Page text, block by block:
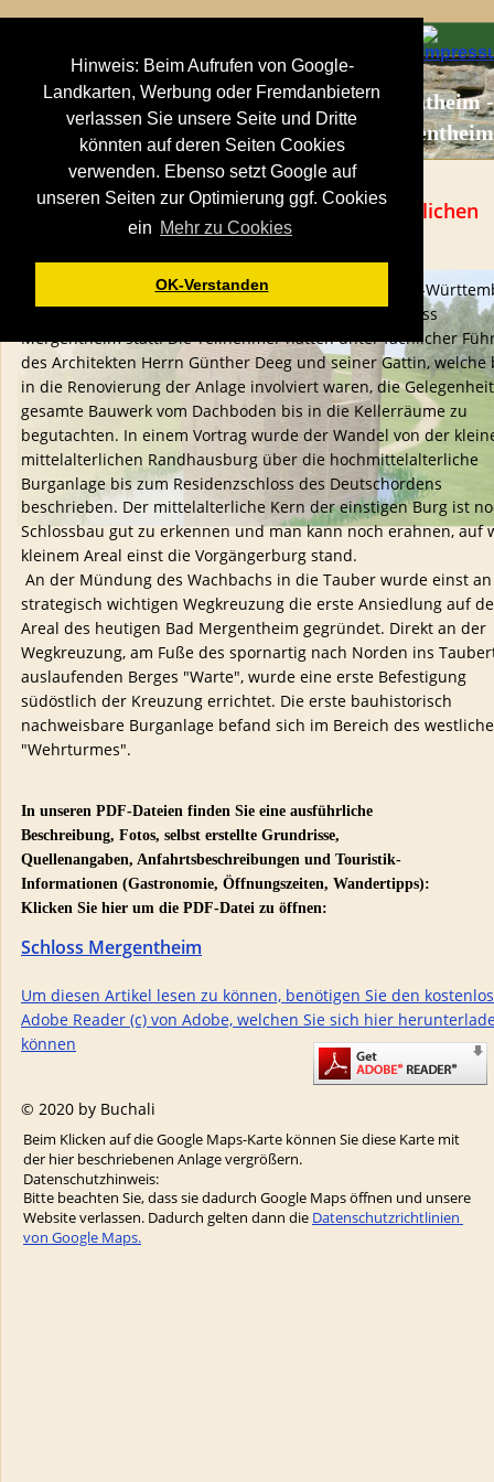
Hinweis: Beim Aufrufen von Google-
Landkarten, Werbung oder Fremdanbietern
verlassen Sie unsere Seite und Dritte
könnten auf deren Seiten Cookies
verwenden. Ebenso setzt Google auf
unseren Seiten zur Optimierung ggf. Cookies
ein Mehr zu Cookies
OK-Verstanden
Schloss Mergentheim - Von der mittelalterlichen
Burg zum Deutschordenssitz
Die Mitgliederversammlung der Landesgruppe Baden-
der Deutschen Burgenvereinigung fand 2009 im Schloss
Mergentheim statt. Die Teilnehmer hatten unter fachlicher
des Architekten Herrn Günther Deeg und seiner Gattin,
in die Renovierung der Anlage involviert waren, die
gesamte Bauwerk vom Dachboden bis in die Kellerräume zu
begutachten. In einem Vortrag wurde der Wandel von der
mittelalterlichen Randhausburg über die hochmittelalterliche
Burganlage bis zum Residenzschloss des Deutschordens
beschrieben. Der mittelalterliche Kern der einstigen Burg ist
Schlossbau gut zu erkennen und man kann noch erahnen, auf
kleinem Areal einst die Vorgängerburg stand.
An der Mündung des Wachbachs in die Tauber wurde einst
strategisch wichtigen Wegkreuzung die erste Ansiedlung auf
Areal des heutigen Bad Mergentheim gegründet. Direkt an der
Wegkreuzung, am Fuße des spornartig nach Norden ins
auslaufenden Berges "Warte", wurde eine erste Befestigung
südöstlich der Kreuzung errichtet. Die erste bauhistorisch
nachweisbare Burganlage befand sich im Bereich des
"Wehrturmes".
In unseren PDF-Dateien finden Sie eine ausführliche
Beschreibung, Fotos, selbst erstellte Grundrisse,
Quellenangaben, Anfahrtsbeschreibungen und Touristik-
Informationen (Gastronomie, Öffnungszeiten, Wandertipps):
Klicken Sie hier um die PDF-Datei zu öffnen:
Schloss Mergentheim
Um diesen Artikel lesen zu können, benötigen Sie den
Adobe Reader (c) von Adobe, welchen Sie sich hier
können
© 2020 by Buchali
Bad Mergentheim -
Schloss Mergentheim
Beim Klicken auf die Google Maps-Karte können Sie diese Karte mit
der hier beschriebenen Anlage vergrößern.
Datenschutzhinweis:
Bitte beachten Sie, dass sie dadurch Google Maps öffnen und unsere
Website verlassen. Dadurch gelten dann die Datenschutzrichtlinien
von Google Maps.